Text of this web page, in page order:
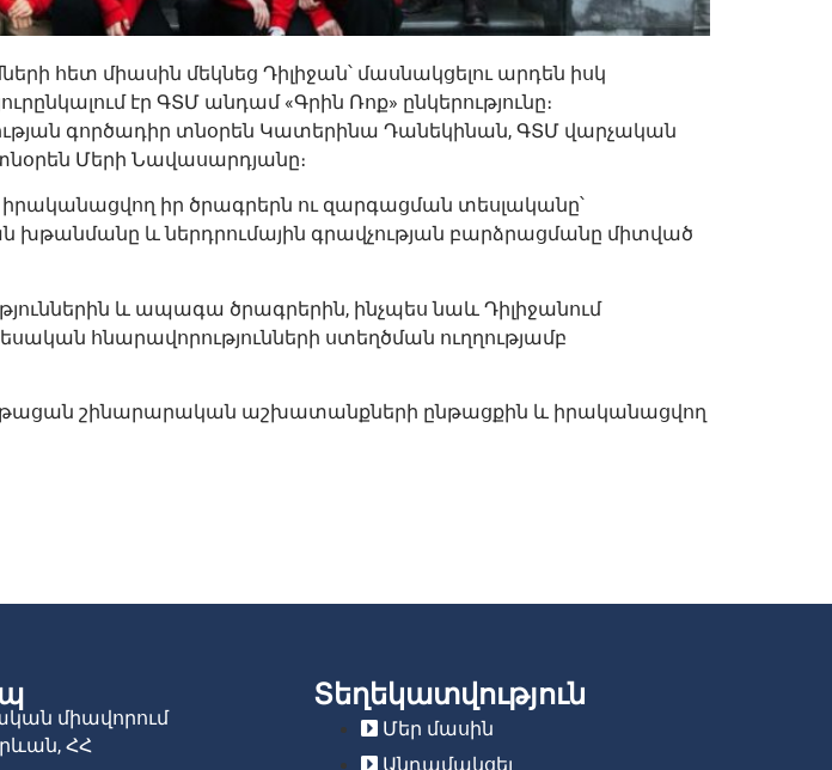
հետ միասին մեկնեց Դիլիջան՝ մասնակցելու արդեն իսկ
էր ԳՏՄ անդամ «Գրին Ռոք» ընկերությունը։
գործադիր տնօրեն Կատերինա Դանեկինան, ԳՏՄ վարչական
Մերի Նավասարդյանը։
իրականացվող իր ծրագրերն ու զարգացման տեսլականը՝
խթանմանը և ներդրումային գրավչության բարձրացմանը միտված
և ապագա ծրագրերին, ինչպես նաև Դիլիջանում
հնարավորությունների ստեղծման ուղղությամբ
շինարարական աշխատանքների ընթացքին և իրականացվող
միավորում
ՀՀ
Տեղեկատվություն
Մեր մասին
Անդամակցել